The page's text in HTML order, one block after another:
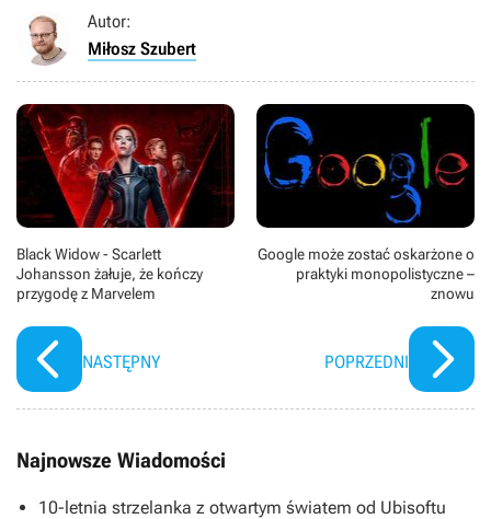
Autor:
Miłosz Szubert
Black Widow - Scarlett
Johansson żałuje, że kończy
przygodę z Marvelem
NASTĘPNY
Google może zostać oskarżone o
praktyki monopolistyczne –
znowu
POPRZEDNI
Najnowsze Wiadomości
10-letnia strzelanka z otwartym światem od Ubisoftu